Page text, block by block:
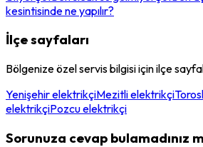
kesintisinde ne yapılır?
İlçe sayfaları
Bölgenize özel servis bilgisi için ilçe
Yenişehir elektrikçiMezitli elektrikçi
elektrikçiPozcu elektrikçi
Sorunuza cevap bulamadınız